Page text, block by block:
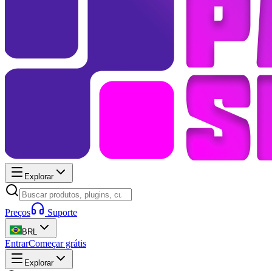
Explorar
Preços Suporte
BRL
EntrarComeçar grátis
Explorar